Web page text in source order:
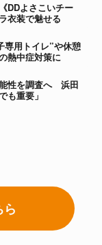
DDよさこいチー
衣装で魅せる
専用トイレ”や休憩
熱中症対策に
能性を調査へ 浜田
も重要」